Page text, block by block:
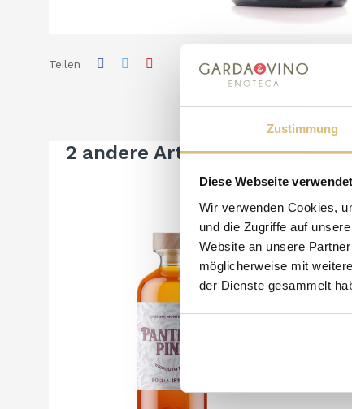
Zustimmung
Diese Webseite
Wir verwenden Cookies,
und die Zugriffe auf
Website an unsere
möglicherweise mit
der Dienste gesammelt
Teilen
2 andere Artikel in der